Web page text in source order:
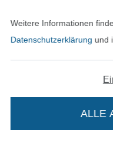
14,50 € / Stk
Weitere Informationen
Datenschutzerklärung und
ALLE